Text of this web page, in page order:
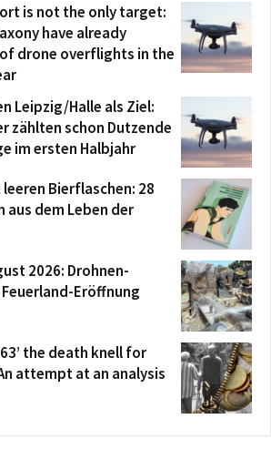
is not the only target:
have already
drone overflights in the
Leipzig/Halle als Ziel:
zählten schon Dutzende
im ersten Halbjahr
Bierflaschen: 28
aus dem Leben der
2026: Drohnen-
Eröffnung
the death knell for
attempt at an analysis